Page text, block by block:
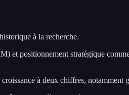
à la recherche.
et positionnement stratégique
à deux chiffres, notamment